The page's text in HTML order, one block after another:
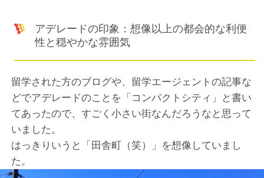
アデレードの印象：想像以上の都会的な利便
性と穏やかな雰囲気
留学された方のブログや、留学エージェントの記事な
どでアデレードのことを「コンパクトシティ」と書い
てあったので、すごく小さい街なんだろうなと思って
いました。
はっきりいうと「田舎町（笑）」を想像していまし
た。